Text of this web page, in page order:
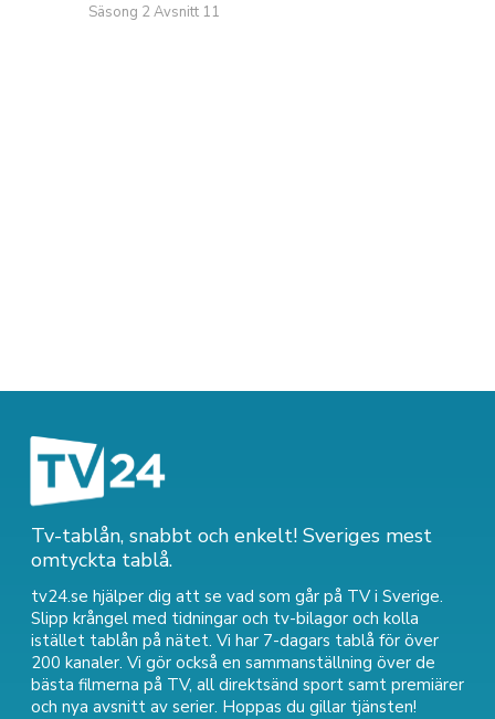
Säsong 2 Avsnitt 11
Tv-tablån, snabbt och enkelt! Sveriges mest
omtyckta tablå.
tv24.se hjälper dig att se vad som går på TV i Sverige.
Slipp krångel med tidningar och tv-bilagor och kolla
istället tablån på nätet. Vi har 7-dagars tablå för över
200 kanaler. Vi gör också en sammanställning över de
bästa filmerna på TV, all direktsänd sport samt premiärer
och nya avsnitt av serier. Hoppas du gillar tjänsten!